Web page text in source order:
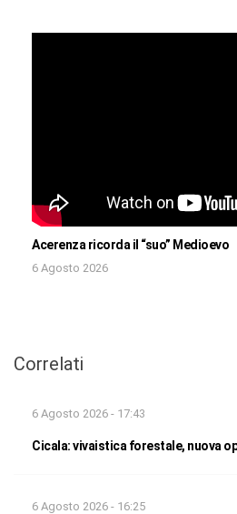
Acerenza ricorda il “suo” Medioevo
6 Agosto 2026
Correlati
6 Agosto 2026 - 17:43
Cicala: vivaistica forestale, nuova
6 Agosto 2026 - 16:25